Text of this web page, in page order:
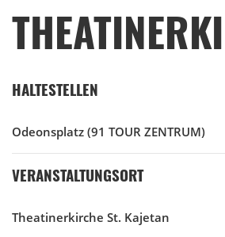
HALTESTELLEN
Odeonsplatz (91 TOUR ZENTRUM)
VERANSTALTUNGSORT
Theatinerkirche St. Kajetan